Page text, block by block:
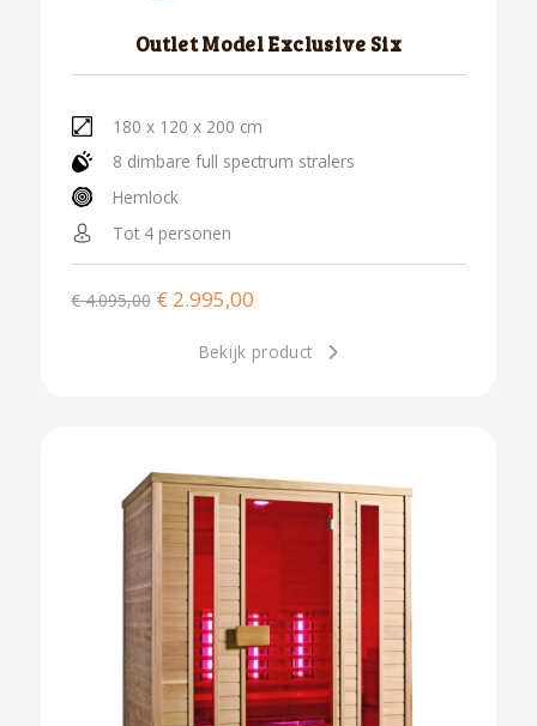
Outlet Model Exclusive Six
180 x 120 x 200 cm
8 dimbare full spectrum stralers
Hemlock
Tot 4 personen
€4.095,00 €2.995,00
Bekijk product